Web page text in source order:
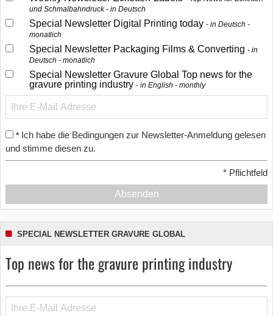
und Schmalbahndruck - in Deutsch
Special Newsletter Digital Printing today
in Deutsch -
monatlich
Special Newsletter Packaging Films & Converting
in
Deutsch - monatlich
Special Newsletter Gravure Global Top news for the
gravure printing industry
in English - monthly
* Ich habe die Bedingungen zur Newsletter-Anmeldung gelesen
und stimme diesen zu.
* Pflichtfeld
Absenden
SPECIAL NEWSLETTER GRAVURE GLOBAL
Top news for the gravure printing industry